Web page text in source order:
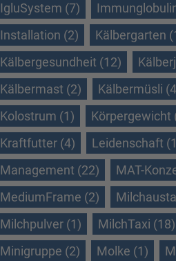
IgluSystem (7)
Installation (2)
Kälbergarten
Kälbergesundheit (12)
Kälbermast (2)
Kälbermüsli
Kolostrum (1)
Körpergewicht
Kraftfutter (4)
Leidenschaft
Management (22)
MAT-
MediumFrame (2)
Milchpulver (1)
MilchTaxi (18)
Minigruppe (2)
Molke (1)